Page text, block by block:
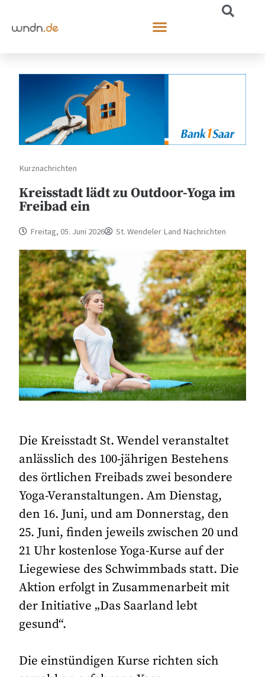
Kurznachrichten
Kreisstadt lädt zu Outdoor-Yoga im
Freibad ein
Freitag, 05. Juni 2026 St. Wendeler Land Nachrichten
Die Kreisstadt St. Wendel veranstaltet
anlässlich des 100-jährigen Bestehens
des örtlichen Freibads zwei besondere
Yoga-Veranstaltungen. Am Dienstag,
den 16. Juni, und am Donnerstag, den
25. Juni, finden jeweils zwischen 20 und
21 Uhr kostenlose Yoga-Kurse auf der
Liegewiese des Schwimmbads statt. Die
Aktion erfolgt in Zusammenarbeit mit
der Initiative „Das Saarland lebt
gesund“.
Die einstündigen Kurse richten sich